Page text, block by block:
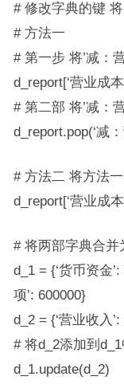
# 修改字典的键 将
# 方法一
# 第一步 将’减：
d_report[‘营业成
# 第二部 将’减：
d_report.pop(‘减
# 方法二 将方法
d_report[‘营业成
# 将两部字典合并
d_1 = {‘货币资金
项’: 600000}
d_2 = {‘营业收入
# 将d_2添加到d_1
d_1.update(d_2)